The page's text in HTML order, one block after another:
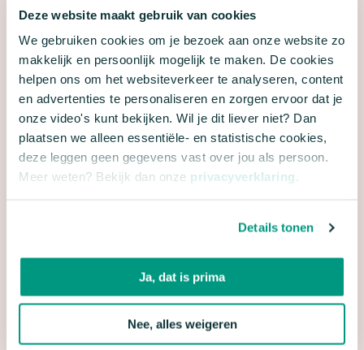
Deze website maakt gebruik van cookies
We gebruiken cookies om je bezoek aan onze website zo
makkelijk en persoonlijk mogelijk te maken. De cookies
helpen ons om het websiteverkeer te analyseren, content
en advertenties te personaliseren en zorgen ervoor dat je
onze video's kunt bekijken. Wil je dit liever niet? Dan
plaatsen we alleen essentiële- en statistische cookies,
deze leggen geen gegevens vast over jou als persoon.
Meer weten? Bekijk dan onze privacyverklaring .
Details tonen
Ja, dat is prima
Nee, alles weigeren
een latje of plint.
WELKE TOCHTPLEKKEN KUN JE NOG MEER
AANPAKKEN?
Naast de naden en kieren in je muren of vloeren bij
makkelijk kunt aanpakken. Zo vind je ook vaak
en kieren al aangepakt? Dan vind jehiereen
overzicht van alle andere veel voorkomende
tochtplekken en hoe je deze het beste kunt